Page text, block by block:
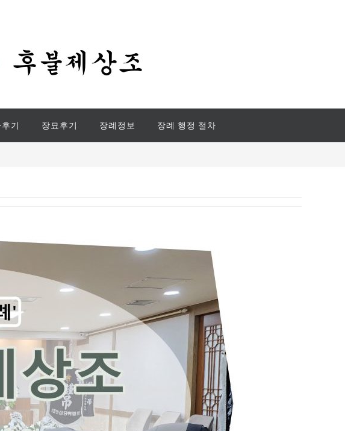
기 장묘후기 장례정보 장례 행정 절차